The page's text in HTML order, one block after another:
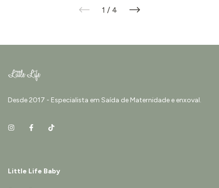
1 / 4
Desde 2017 - Especialista em Saída de Maternidade e enxoval.
Little Life Baby